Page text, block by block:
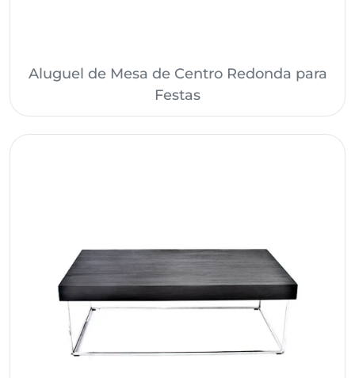
Aluguel de Mesa de Centro Redonda para
Festas